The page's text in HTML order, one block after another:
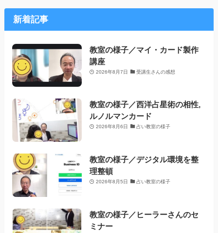
新着記事
教室の様子／マイ・カード製作
講座
2026年8月7日 受講生さんの感想
教室の様子／西洋占星術の相性,
ルノルマンカード
2026年8月6日 占い教室の様子
教室の様子／デジタル環境を整
理整頓
2026年8月5日 占い教室の様子
教室の様子／ヒーラーさんのセ
ミナー